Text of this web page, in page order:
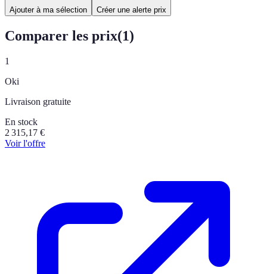
Ajouter à ma sélection Créer une alerte prix
Comparer les prix(1)
1
Oki
Livraison gratuite
En stock
2 315,17 €
Voir l'offre